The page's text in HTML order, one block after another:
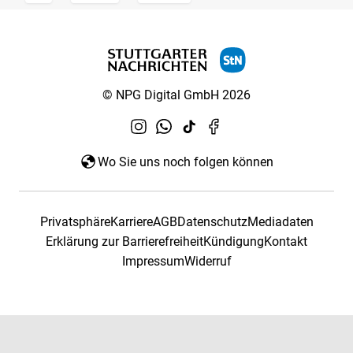
© NPG Digital GmbH 2026
Wo Sie uns noch folgen können
PrivatsphäreKarriereAGBDatenschutzMediadaten
Erklärung zur BarrierefreiheitKündigungKontakt
ImpressumWiderruf